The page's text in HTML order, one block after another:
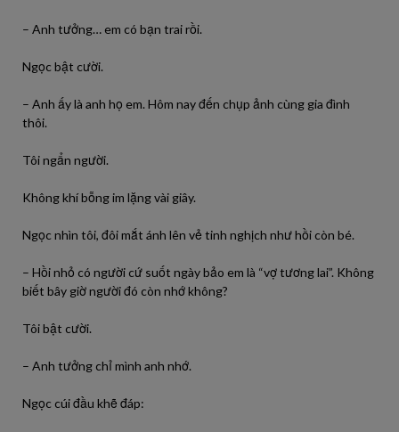
– Anh tưởng… em có bạn trai rồi.
Ngọc bật cười.
– Anh ấy là anh họ em. Hôm nay đến chụp ảnh cùng gia đình
thôi.
Tôi ngẩn người.
Không khí bỗng im lặng vài giây.
Ngọc nhìn tôi, đôi mắt ánh lên vẻ tinh nghịch như hồi còn bé.
– Hồi nhỏ có người cứ suốt ngày bảo em là “vợ tương lai”. Không
biết bây giờ người đó còn nhớ không?
Tôi bật cười.
– Anh tưởng chỉ mình anh nhớ.
Ngọc cúi đầu khẽ đáp: